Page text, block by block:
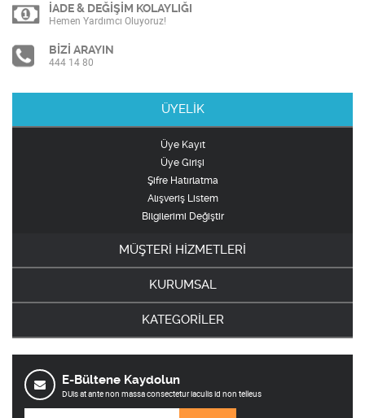
İADE & DEĞİŞİM KOLAYLIĞI
Hemen Yardımcı Oluyoruz!
BİZİ ARAYIN
444 14 80
ÜYELİK
Üye Kayıt
Üye Girişi
Şifre Hatırlatma
Alışveriş Listem
Bilgilerimi Değiştir
MÜŞTERİ HİZMETLERİ
KURUMSAL
KATEGORİLER
E-Bültene Kaydolun
DUis at ante non massa consectetur iaculis id non telleus